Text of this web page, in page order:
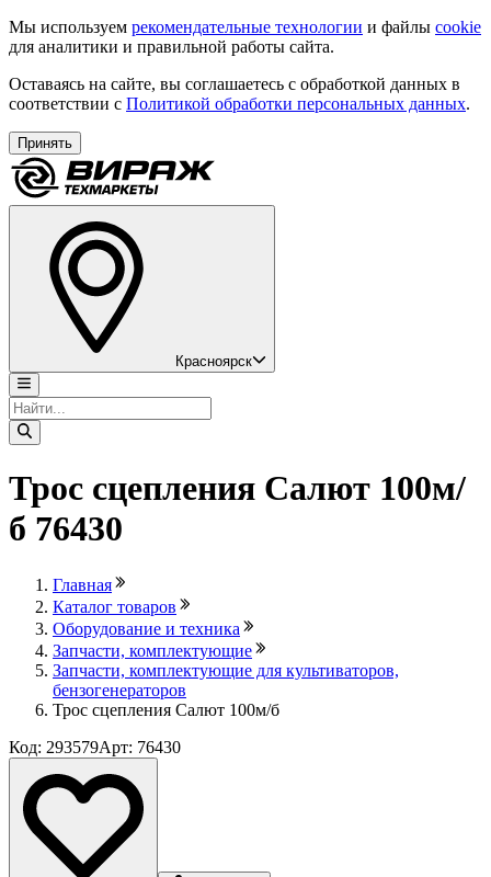
Мы используем рекомендательные технологии и файлы cookie
для аналитики и правильной работы сайта.
Оставаясь на сайте, вы соглашаетесь с обработкой данных в
соответствии с Политикой обработки персональных данных.
Принять
Красноярск
Трос сцепления Салют 100м/
б 76430
Главная
Каталог товаров
Оборудование и техника
Запчасти, комплектующие
Запчасти, комплектующие для культиваторов,
бензогенераторов
Трос сцепления Салют 100м/б
Код: 293579Арт: 76430